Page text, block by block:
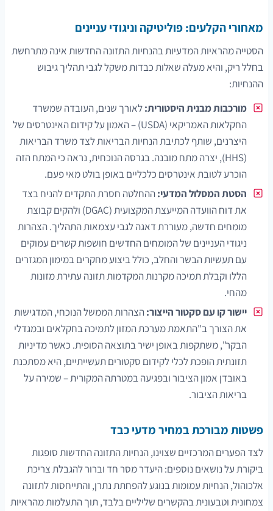
מאחורי הקלעים: פוליטיקה וניגודי עניינים
הסטייה מהראיות המדעיות בהנחיות התזונה החדשות אינה מתרחשת
בחלל ריק, והיא מעלה שאלות כבדות משקל לגבי תהליך גיבוש
ההנחיות:
מורכבות מבנית היסטורית:לאורך שנים, העובדה שמשרד
החקלאות האמריקאי (USDA) – האמון על קידום האינטרסים של
היצרנים, שותף לכתיבת הנחיות הבריאות לצד משרד הבריאות
(HHS), יצרה מתח מובנה. בגרסה הנוכחית, נראה כי המתח הזה
הוכרע לטובת אינטרסים כלכליים באופן בולט מאי פעם.
הסטת המסלול המדעי:ההחלטה חסרת התקדים להניח בצד
את דוח הוועדה המייעצת המקצועית (DGAC) ולהקים קבוצת
מומחים חדשה, מעוררת דאגה לגבי עצמאות התהליך. הצהרות
ניגודי העניינים של המומחים החדשים חושפות קשרים עמוקים
עם תעשיות הבשר והחלב, כולל ביצוע מחקרים במימון המגזרים
הללו וקבלת תמיכה מקרנות המקדמות תזונה עתירת מזונות
מהחי.
יישור קו עם סקטור הייצור:הצהרות הממשל הנוכחי, המדגישות
את הצורך ב"התאמת מערכת המזון לתמיכה בחקלאים ובמגדלי
הבקר", משתקפות באופן ישיר בתוצאה הסופית. כאשר מדיניות
תזונתית הופכת לכלי לקידום סקטורים תעשייתיים, היא מסתכנת
באובדן אמון הציבור ובפגיעה במטרתה המקורית – שמירה על
בריאות הציבור.
פשטות מבורכת במחיר מדעי כבד
לצד הפערים המרכזיים שצוינו, הנחיות התזונה החדשות סופגות
ביקורת על נושאים נוספים: היעדר מסר חד וברור להגבלת צריכת
אלכוהול, הנחיות עמומות בנוגע להפחתת נתרן, והתייחסות לתזונה
צמחונית וטבעונית בהקשרים שליליים בלבד, תוך התעלמות מהראיות